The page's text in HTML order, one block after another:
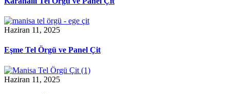
Haziran 11, 2025
Eşme Tel Örgü ve Panel Çit
Haziran 11, 2025